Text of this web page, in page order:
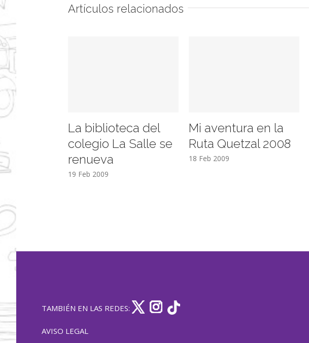
Artículos relacionados
La biblioteca del
colegio La Salle se
renueva
19 Feb 2009
Mi aventura en la
Ruta Quetzal 2008
18 Feb 2009
TAMBIÉN EN LAS REDES:
AVISO LEGAL